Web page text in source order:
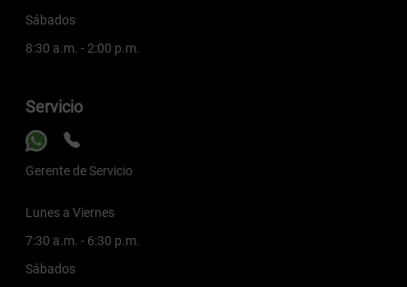
Sábados
8:30 a.m. - 2:00 p.m.
Servicio
Gerente de Servicio
Lunes a Viernes
7:30 a.m. - 6:30 p.m.
Sábados